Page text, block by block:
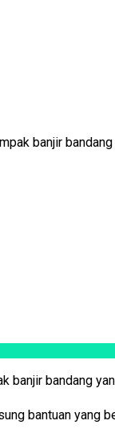
banjir
banjir bandang
bantuan